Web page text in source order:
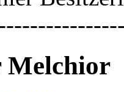
Melchior